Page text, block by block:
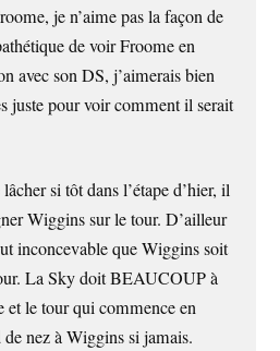
je n’aime pas la façon de
de voir Froome en
avec son DS, j’aimerais bien
juste pour voir comment il serait
si tôt dans l’étape d’hier, il
Wiggins sur le tour. D’ailleur
inconcevable que Wiggins soit
La Sky doit BEAUCOUP à
et le tour qui commence en
nez à Wiggins si jamais.